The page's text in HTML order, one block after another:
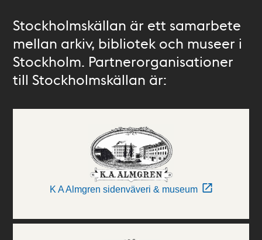
Stockholmskällan är ett samarbete
mellan arkiv, bibliotek och museer i
Stockholm. Partnerorganisationer
till Stockholmskällan är:
K A Almgren sidenväveri & museum